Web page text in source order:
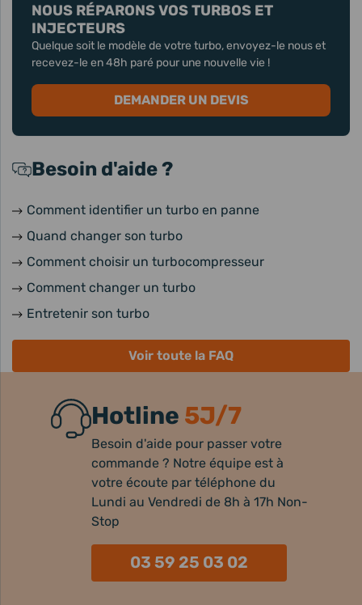
NOUS RÉPARONS VOS TURBOS ET
INJECTEURS
Quelque soit le modèle de votre turbo, envoyez-le nous et
recevez-le en 48h paré pour une nouvelle vie !
DEMANDER UN DEVIS
Besoin d'aide ?
Comment identifier un turbo en panne
Quand changer son turbo
Comment choisir un turbocompresseur
Comment changer un turbo
Entretenir son turbo
Voir toute la FAQ
Hotline 5J/7
Besoin d'aide pour passer votre
commande ? Notre équipe est à
votre écoute par téléphone du
Lundi au Vendredi de 8h à 17h Non-
Stop
03 59 25 03 02